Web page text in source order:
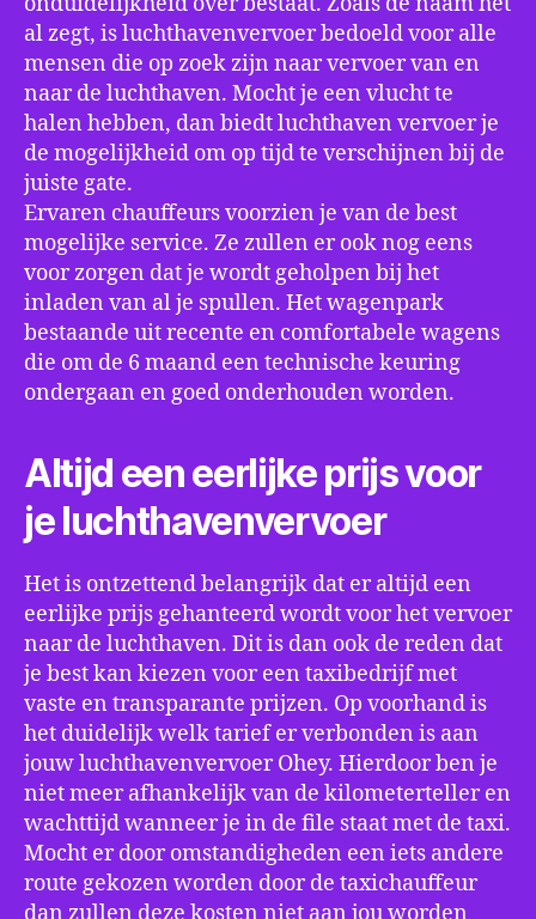
al zegt, is luchthavenvervoer bedoeld voor alle
mensen die op zoek zijn naar vervoer van en
naar de luchthaven. Mocht je een vlucht te
halen hebben, dan biedt luchthaven vervoer je
de mogelijkheid om op tijd te verschijnen bij de
juiste gate.
Ervaren chauffeurs voorzien je van de best
mogelijke service. Ze zullen er ook nog eens
voor zorgen dat je wordt geholpen bij het
inladen van al je spullen. Het wagenpark
bestaande uit recente en comfortabele wagens
die om de 6 maand een technische keuring
ondergaan en goed onderhouden worden.
Altijd een eerlijke prijs voor
je luchthavenvervoer
Het is ontzettend belangrijk dat er altijd een
eerlijke prijs gehanteerd wordt voor het vervoer
naar de luchthaven. Dit is dan ook de reden dat
je best kan kiezen voor een taxibedrijf met
vaste en transparante prijzen. Op voorhand is
het duidelijk welk tarief er verbonden is aan
jouw luchthavenvervoer Ohey. Hierdoor ben je
niet meer afhankelijk van de kilometerteller en
wachttijd wanneer je in de file staat met de taxi.
Mocht er door omstandigheden een iets andere
route gekozen worden door de taxichauffeur